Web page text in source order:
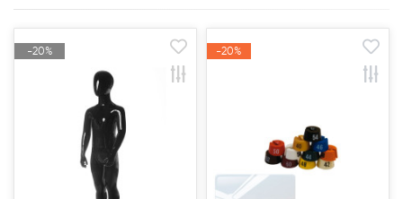
-20%
-20% -20%
-20%